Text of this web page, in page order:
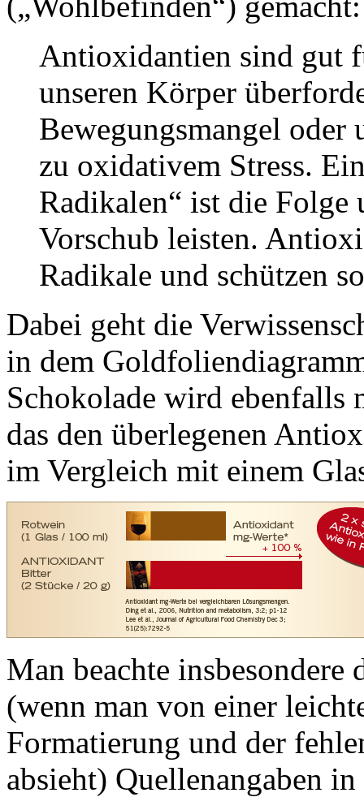
Antioxidantien sind gut
unseren Körper
Bewegungsmangel oder
zu oxidativem Stress.
Radikalen“ ist die Folge
Vorschub leisten.
Radikale und schützen
Dabei geht die
in dem
Schokolade wird ebenfalls
das den überlegenen
im Vergleich mit einem
Man beachte
(wenn man von einer
Formatierung und der
absieht) Quellenangaben